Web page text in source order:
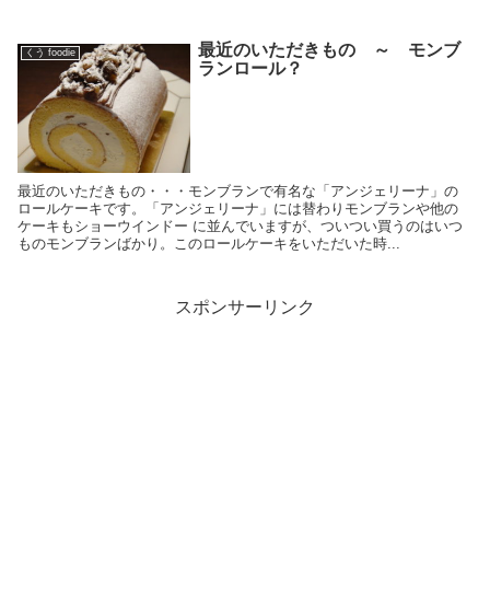
くう foodie
最近のいただきもの ～ モンブ
ランロール？
最近のいただきもの・・・モンブランで有名な「アンジェリーナ」の
ロールケーキです。「アンジェリーナ」には替わりモンブランや他の
ケーキもショーウインドー に並んでいますが、ついつい買うのはいつ
ものモンブランばかり。このロールケーキをいただいた時...
スポンサーリンク